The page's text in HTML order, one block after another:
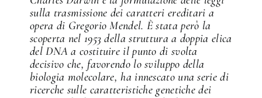
sulla trasmissione dei caratteri ereditari a
opera di Gregorio Mendel. È stata però la
scoperta nel 1953 della struttura a doppia elica
del DNA a costituire il punto di svolta
decisivo che, favorendo lo sviluppo della
biologia molecolare, ha innescato una serie di
ricerche sulle caratteristiche genetiche dei